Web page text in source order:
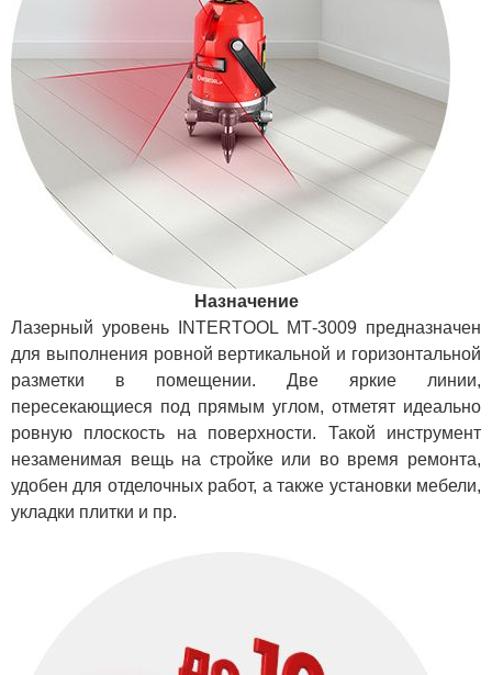
Назначение
Лазерный уровень INTERTOOL МТ-3009 предназначен
для выполнения ровной вертикальной и горизонтальной
разметки в помещении. Две яркие линии,
пересекающиеся под прямым углом, отметят идеально
ровную плоскость на поверхности. Такой инструмент
незаменимая вещь на стройке или во время ремонта,
удобен для отделочных работ, а также установки мебели,
укладки плитки и пр.